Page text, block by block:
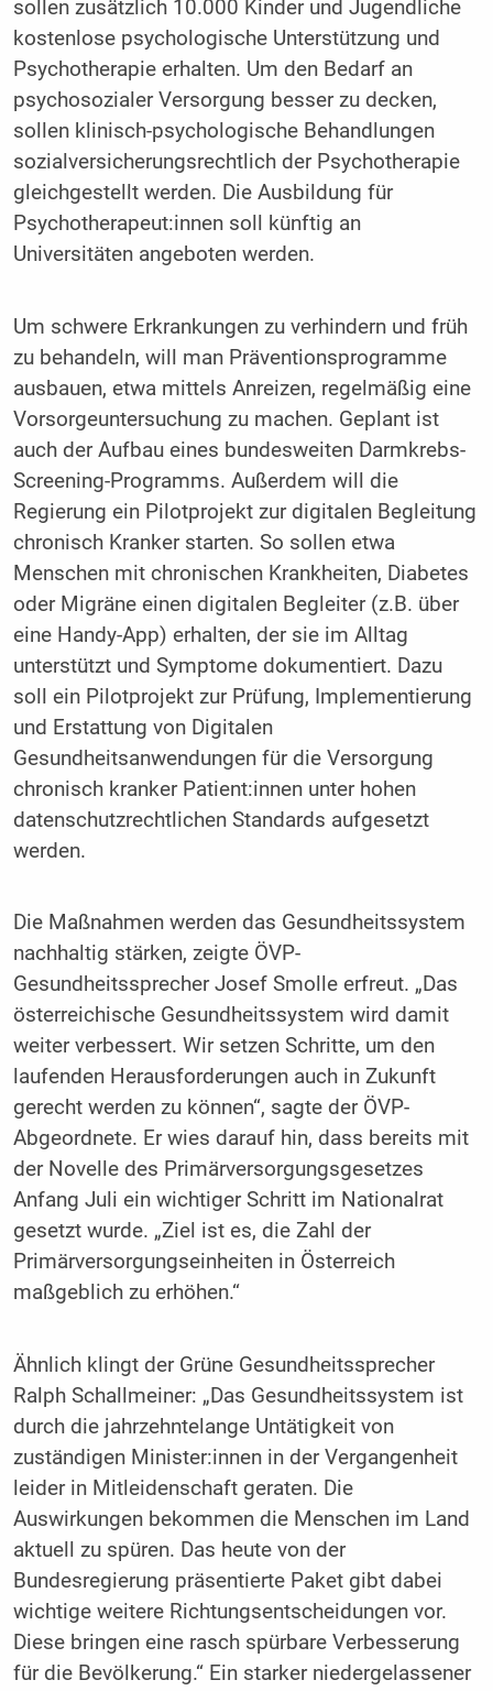
sollen zusätzlich 10.000 Kinder und Jugendliche
kostenlose psychologische Unterstützung und
Psychotherapie erhalten. Um den Bedarf an
psychosozialer Versorgung besser zu decken,
sollen klinisch-psychologische Behandlungen
sozialversicherungsrechtlich der Psychotherapie
gleichgestellt werden. Die Ausbildung für
Psychotherapeut:innen soll künftig an
Universitäten angeboten werden.
Um schwere Erkrankungen zu verhindern und früh
zu behandeln, will man Präventionsprogramme
ausbauen, etwa mittels Anreizen, regelmäßig eine
Vorsorgeuntersuchung zu machen. Geplant ist
auch der Aufbau eines bundesweiten Darmkrebs-
Screening-Programms. Außerdem will die
Regierung ein Pilotprojekt zur digitalen Begleitung
chronisch Kranker starten. So sollen etwa
Menschen mit chronischen Krankheiten, Diabetes
oder Migräne einen digitalen Begleiter (z.B. über
eine Handy-App) erhalten, der sie im Alltag
unterstützt und Symptome dokumentiert. Dazu
soll ein Pilotprojekt zur Prüfung, Implementierung
und Erstattung von Digitalen
Gesundheitsanwendungen für die Versorgung
chronisch kranker Patient:innen unter hohen
datenschutzrechtlichen Standards aufgesetzt
werden.
Die Maßnahmen werden das Gesundheitssystem
nachhaltig stärken, zeigte ÖVP-
Gesundheitssprecher Josef Smolle erfreut. „Das
österreichische Gesundheitssystem wird damit
weiter verbessert. Wir setzen Schritte, um den
laufenden Herausforderungen auch in Zukunft
gerecht werden zu können“, sagte der ÖVP-
Abgeordnete. Er wies darauf hin, dass bereits mit
der Novelle des Primärversorgungsgesetzes
Anfang Juli ein wichtiger Schritt im Nationalrat
gesetzt wurde. „Ziel ist es, die Zahl der
Primärversorgungseinheiten in Österreich
maßgeblich zu erhöhen.“
Ähnlich klingt der Grüne Gesundheitssprecher
Ralph Schallmeiner: „Das Gesundheitssystem ist
durch die jahrzehntelange Untätigkeit von
zuständigen Minister:innen in der Vergangenheit
leider in Mitleidenschaft geraten. Die
Auswirkungen bekommen die Menschen im Land
aktuell zu spüren. Das heute von der
Bundesregierung präsentierte Paket gibt dabei
wichtige weitere Richtungsentscheidungen vor.
Diese bringen eine rasch spürbare Verbesserung
für die Bevölkerung.“ Ein starker niedergelassener